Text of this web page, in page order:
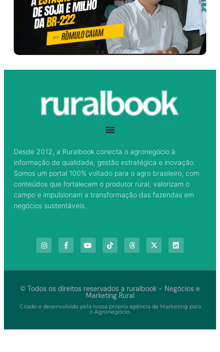
Desde 2012, a Ruralbook conecta o agronegócio à
informação de qualidade, gestão estratégica e inovação.
Somos um portal 100% voltado para o agro brasileiro, com
conteúdos que fortalecem o produtor rural, valorizam o
campo e impulsionam a transformação das fazendas em
negócios sustentáveis.
© Todos os direitos reservados a ruralbook - Negócios e
Marketing Rural
Criado e desenvolvido pela nossa própria agência de Marketing para
o Agronegócio.